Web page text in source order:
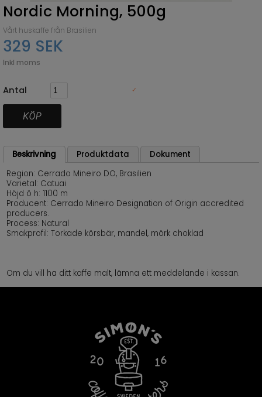
Nordic Morning, 500g
Vårt huskaffe från Brasilien
329 SEK
Inkl moms
Antal ✓
Beskrivning Produktdata
Dokument
Region: Cerrado Mineiro DO, Brasilien
Varietal: Catuai
Höjd ö h: 1100 m
Producent: Cerrado Mineiro Designation of Origin accredited
producers.
Process: Natural
Smakprofil: Torkade körsbär, mandel, mörk choklad
Om du vill ha ditt kaffe malt, lämna ett meddelande i kassan.